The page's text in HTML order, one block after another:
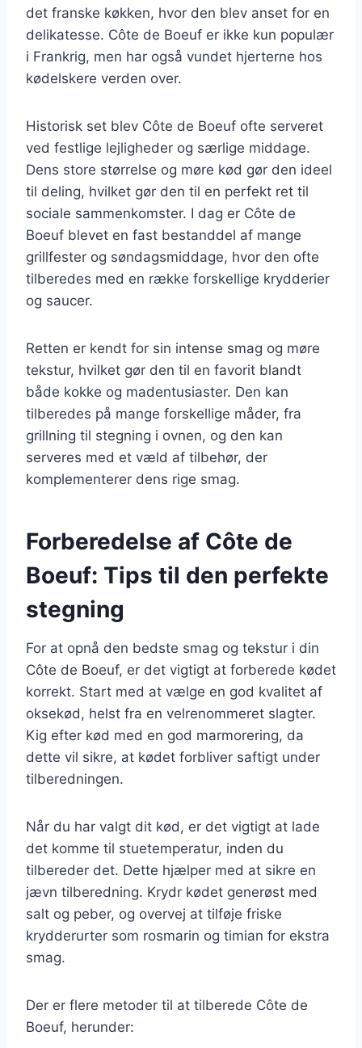
det franske køkken, hvor den blev anset for en
delikatesse. Côte de Boeuf er ikke kun populær
i Frankrig, men har også vundet hjerterne hos
kødelskere verden over.
Historisk set blev Côte de Boeuf ofte serveret
ved festlige lejligheder og særlige middage.
Dens store størrelse og møre kød gør den ideel
til deling, hvilket gør den til en perfekt ret til
sociale sammenkomster. I dag er Côte de
Boeuf blevet en fast bestanddel af mange
grillfester og søndagsmiddage, hvor den ofte
tilberedes med en række forskellige krydderier
og saucer.
Retten er kendt for sin intense smag og møre
tekstur, hvilket gør den til en favorit blandt
både kokke og madentusiaster. Den kan
tilberedes på mange forskellige måder, fra
grillning til stegning i ovnen, og den kan
serveres med et væld af tilbehør, der
komplementerer dens rige smag.
Forberedelse af Côte de
Boeuf: Tips til den perfekte
stegning
For at opnå den bedste smag og tekstur i din
Côte de Boeuf, er det vigtigt at forberede kødet
korrekt. Start med at vælge en god kvalitet af
oksekød, helst fra en velrenommeret slagter.
Kig efter kød med en god marmorering, da
dette vil sikre, at kødet forbliver saftigt under
tilberedningen.
Når du har valgt dit kød, er det vigtigt at lade
det komme til stuetemperatur, inden du
tilbereder det. Dette hjælper med at sikre en
jævn tilberedning. Krydr kødet generøst med
salt og peber, og overvej at tilføje friske
krydderurter som rosmarin og timian for ekstra
smag.
Der er flere metoder til at tilberede Côte de
Boeuf, herunder: